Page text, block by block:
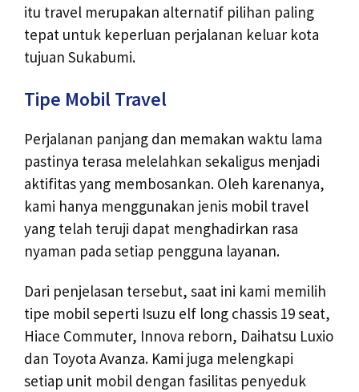
itu travel merupakan alternatif pilihan paling
tepat untuk keperluan perjalanan keluar kota
tujuan Sukabumi.
Tipe Mobil Travel
Perjalanan panjang dan memakan waktu lama
pastinya terasa melelahkan sekaligus menjadi
aktifitas yang membosankan. Oleh karenanya,
kami hanya menggunakan jenis mobil travel
yang telah teruji dapat menghadirkan rasa
nyaman pada setiap pengguna layanan.
Dari penjelasan tersebut, saat ini kami memilih
tipe mobil seperti Isuzu elf long chassis 19 seat,
Hiace Commuter, Innova reborn, Daihatsu Luxio
dan Toyota Avanza. Kami juga melengkapi
setiap unit mobil dengan fasilitas penyeduk